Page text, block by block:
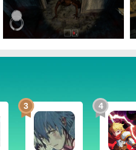
。玩家们必须逃离这所房
验更具吸引力。
的老房子里，而可怕的奶
的下落。
索和解决谜题，在规定的
。
3 4